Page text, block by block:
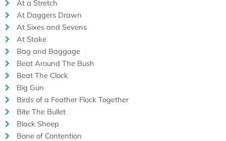
At a Stretch
At Daggers Drawn
At Sixes and Sevens
At Stake
Bag and Baggage
Beat Around The Bush
Beat The Clock
Big Gun
Birds of a Feather Flock Together
Bite The Bullet
Black Sheep
Bone of Contention